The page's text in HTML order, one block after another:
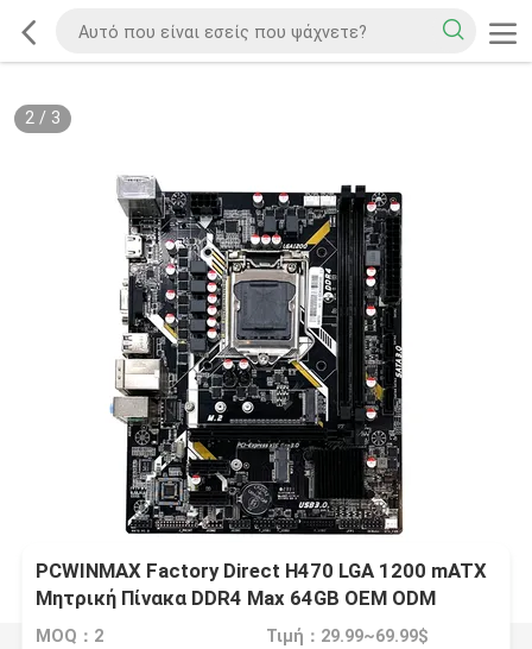
2/ 3
PCWINMAX Factory Direct H470 LGA 1200 mATX
Μητρική Πίνακα DDR4 Max 64GB OEM ODM
Υποστήριξη 10η 11η Γενιά CPU Wholesale
MOQ：2 Τιμή：29.99~69.99$